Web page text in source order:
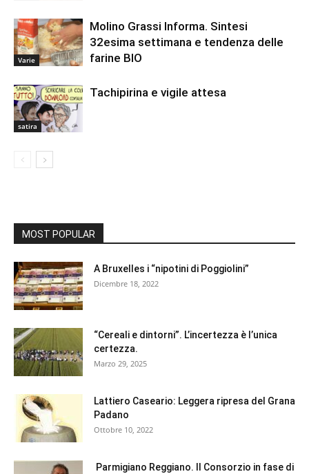
Varie
Molino Grassi Informa. Sintesi
32esima settimana e tendenza delle
farine BIO
satira
Tachipirina e vigile attesa
MOST POPULAR
A Bruxelles i “nipotini di Poggiolini”
Dicembre 18, 2022
“Cereali e dintorni”. L’incertezza è l’unica
certezza.
Marzo 29, 2025
Lattiero Caseario: Leggera ripresa del Grana
Padano
Ottobre 10, 2022
Parmigiano Reggiano. Il Consorzio in fase di